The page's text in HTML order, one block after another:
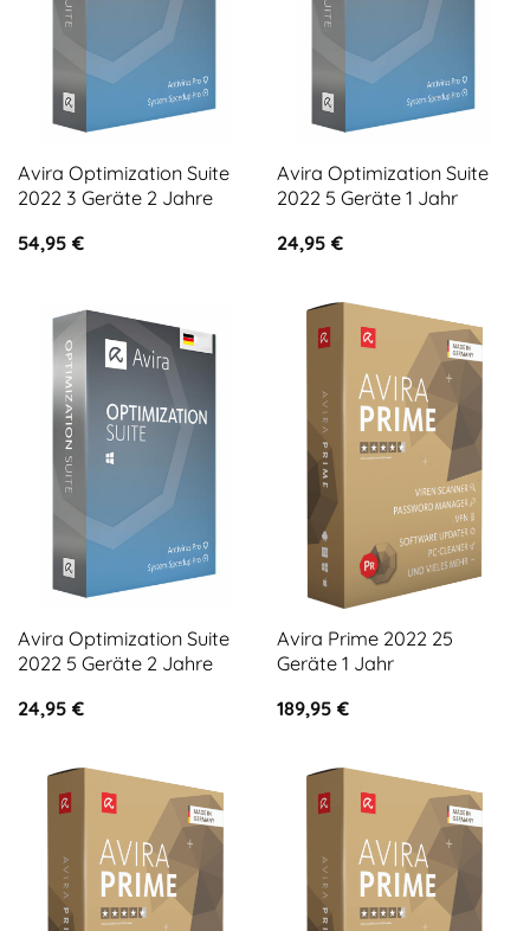
Avira Optimization Suite
2022 3 Geräte 2 Jahre
54,95 €
Avira Optimization Suite
2022 5 Geräte 1 Jahr
24,95 €
Avira Optimization Suite
2022 5 Geräte 2 Jahre
24,95 €
Avira Prime 2022 25
Geräte 1 Jahr
189,95 €